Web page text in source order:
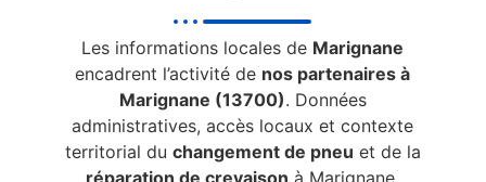
Les informations locales de Marignane
encadrent l’activité de nos partenaires à
Marignane (13700). Données
administratives, accès locaux et contexte
territorial du changement de pneu et de la